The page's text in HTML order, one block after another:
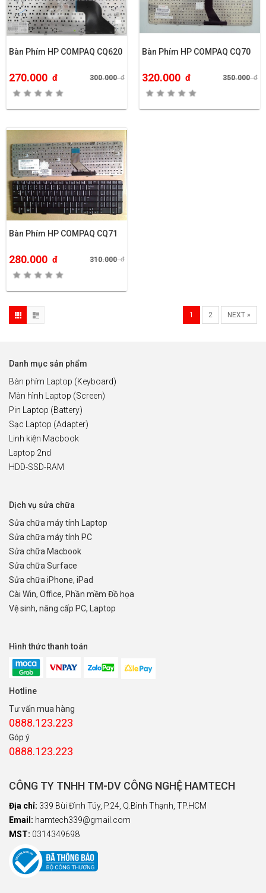
Bàn Phím HP COMPAQ CQ620
270.000 đ 300.000đ
Bàn Phím HP COMPAQ CQ70
320.000 đ 350.000đ
Bàn Phím HP COMPAQ CQ71
280.000 đ 310.000đ
1 2 NEXT »
Danh mục sản phẩm
Bàn phím Laptop (Keyboard)
Màn hình Laptop (Screen)
Pin Laptop (Battery)
Sạc Laptop (Adapter)
Linh kiện Macbook
Laptop 2nd
HDD-SSD-RAM
Dịch vụ sửa chữa
Sửa chữa máy tính Laptop
Sửa chữa máy tính PC
Sửa chữa Macbook
Sửa chữa Surface
Sửa chữa iPhone, iPad
Cài Win, Office, Phần mềm Đồ họa
Vệ sinh, nâng cấp PC, Laptop
Hình thức thanh toán
Hotline
Tư vấn mua hàng
0888.123.223
Góp ý
0888.123.223
CÔNG TY TNHH TM-DV CÔNG NGHỆ HAMTECH
Địa chỉ: 339 Bùi Đình Túy, P.24, Q.Bình Thạnh, TP.HCM
Email: hamtech339@gmail.com
MST: 0314349698